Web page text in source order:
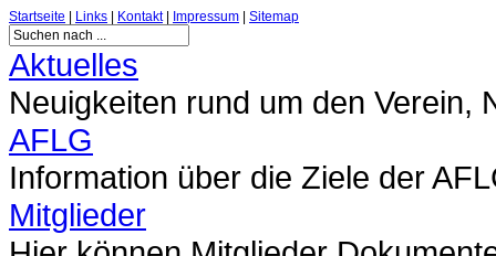
Startseite Links Kontakt| Impressum Sitemap
Aktuelles
Neuigkeiten rund um den Verein,
AFLG
Information über die Ziele der
Mitglieder